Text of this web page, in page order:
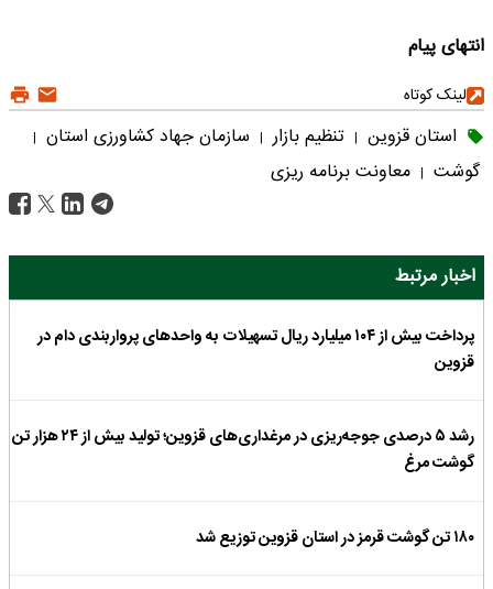
انتهای پیام
لینک کوتاه
استان قزوین | تنظیم بازار | سازمان جهاد کشاورزی استان |
گوشت | معاونت برنامه ریزی
اخبار مرتبط
پرداخت بیش از ۱۰۴ میلیارد ریال تسهیلات به واحدهای پرواربندی دام در
قزوین
رشد ۵ درصدی جوجه‌ریزی در مرغداری‌های قزوین؛ تولید بیش از ۲۴ هزار تن
گوشت مرغ
۱۸۰ تن گوشت قرمز در استان قزوین توزیع شد